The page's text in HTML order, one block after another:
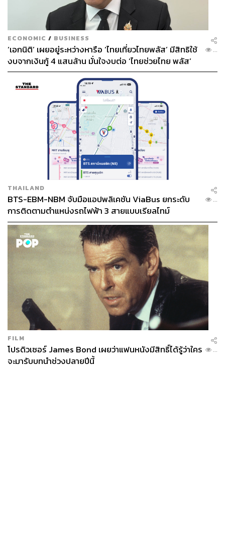
ECONOMIC / BUSINESS
‘เอกนิติ’ เผยอยู่ระหว่างหารือ ‘ไทยเที่ยวไทยพลัส’ มีสิทธิใช้
งบจากเงินกู้ 4 แสนล้าน มั่นใจงบต่อ ‘ไทยช่วยไทย พลัส’
เฟส 2 มีเพียงพอ
...
THAILAND
BTS-EBM-NBM จับมือแอปพลิเคชัน ViaBus ยกระดับ
การติดตามตำแหน่งรถไฟฟ้า 3 สายแบบเรียลไทม์
...
FILM
โปรดิวเซอร์ James Bond เผยว่าแฟนหนังมีสิทธิ์ได้รู้ว่าใคร
จะมารับบทนำช่วงปลายปีนี้
...